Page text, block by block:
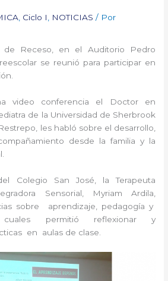
, Ciclo I, NOTICIAS / Por
de Receso, en el Auditorio Pedro
reescolar se reunió para participar en
video conferencia el Doctor en
de la Universidad de Sherbrook
les habló sobre el desarrollo,
desde la familia y la
Colegio San José, la Terapeuta
Sensorial, Myriam Ardila,
sobre aprendizaje, pedagogía y
permitió reflexionar y
en aulas de clase.